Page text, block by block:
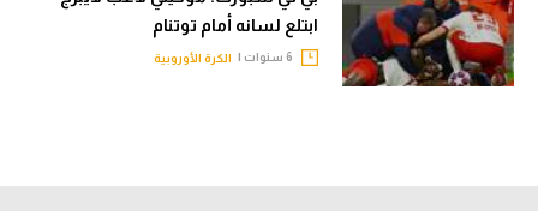
ميركاتو
تحقيق في الجول
ابتلع لسانه أمام توتنام
الكرة الأوروبية